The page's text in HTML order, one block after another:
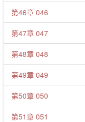
第46章 046
第47章 047
第48章 048
第49章 049
第50章 050
第51章 051